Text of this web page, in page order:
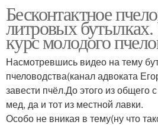
Бесконтактное
литровых
курс молодого
Насмотревшись видео на тему
пчеловодства(канал адвоката
завести пчёл.До этого из общего
мед, да и тот из местной лавки.
Особо не вникая в тему(ну что